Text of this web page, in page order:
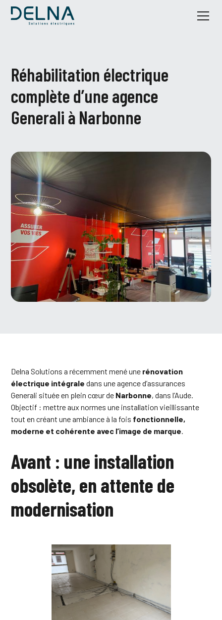
Réhabilitation électrique
complète d’une agence
Generali à Narbonne
Delna Solutions a récemment mené une rénovation
électrique intégrale dans une agence d’assurances
Generali située en plein cœur de Narbonne, dans l’Aude.
Objectif : mettre aux normes une installation vieillissante
tout en créant une ambiance à la fois fonctionnelle,
moderne et cohérente avec l’image de marque.
Avant : une installation
obsolète, en attente de
modernisation